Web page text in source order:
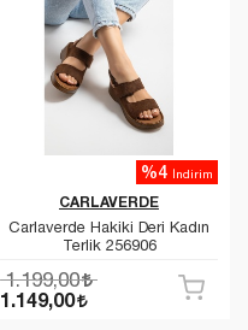
CARLAVERDE
Carlaverde Hakiki Deri Kadın
Terlik 256906
%4 İndirim
1.199,00
1.149,00